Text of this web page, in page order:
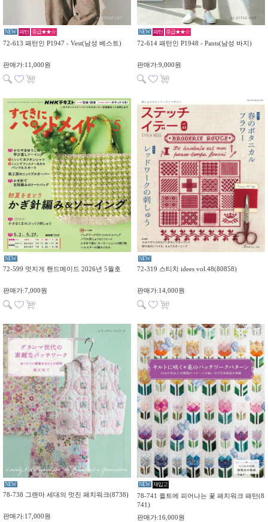
NEW 패턴 중급★★☆
72-613 패턴인 P1947 - Vest(남성 베스트)
판매가:11,000원
NEW 패턴 중급★★☆
72-614 패턴인 P1948 - Pants(남성 바지)
판매가:9,000원
NEW
72-599 멋지게 핸드메이드 2026년 5월호
판매가:7,000원
NEW
72-319 스티치 idees vol.48(80858)
판매가:14,000원
NEW
78-738 그랜마 세대의 멋진 패치워크(8738)
판매가:17,000원
NEW 재입고
78-741 퀼트에 피어나는 꽃 패치워크 패턴(8
741)
판매가:16,000원